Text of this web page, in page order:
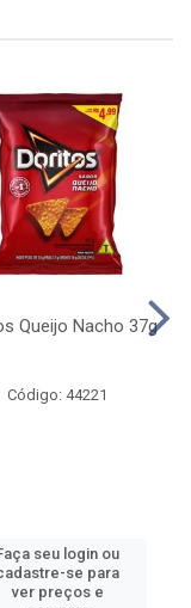
Queijo Nacho 37g
Código: 44221
seu login ou
se para
ver preços e